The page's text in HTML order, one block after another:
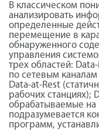
В классическом
анализировать
определенные
перемещение в
обнаруженного
управления
трех областей:
по сетевым
Data-at-Rest
рабочих станциях);
обрабатываемые на
подразумевается
программ,